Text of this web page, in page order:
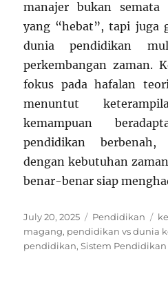
manajer bukan semata
yang “hebat”, tapi juga
dunia pendidikan
perkembangan zaman.
fokus pada hafalan
menuntut
kemampuan
pendidikan
dengan kebutuhan
benar-benar siap
Posted
on
July 20, 2025 Categories
Pendidikan
magang, pendidikan vs dunia
pendidikan,Sistem Pendidikan